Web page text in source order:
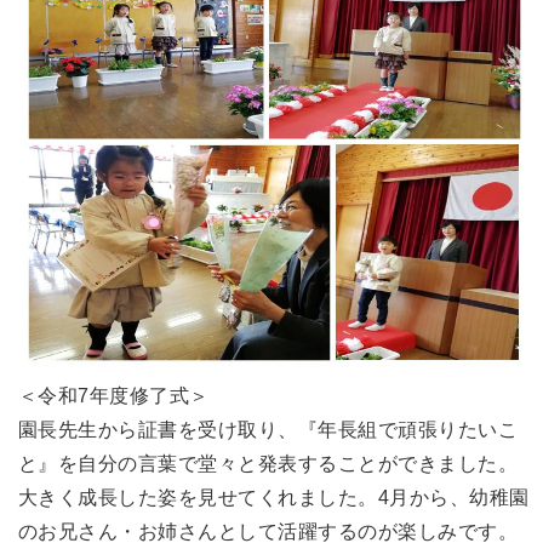
＜令和7年度修了式＞
園長先生から証書を受け取り、『年長組で頑張りたいこ
と』を自分の言葉で堂々と発表することができました。
大きく成長した姿を見せてくれました。4月から、幼稚園
のお兄さん・お姉さんとして活躍するのが楽しみです。